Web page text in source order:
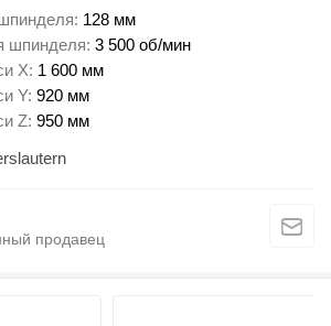
128 мм
шпинделя 3 500 об/мин
X 1 600 мм
Y 920 мм
Z 950 мм